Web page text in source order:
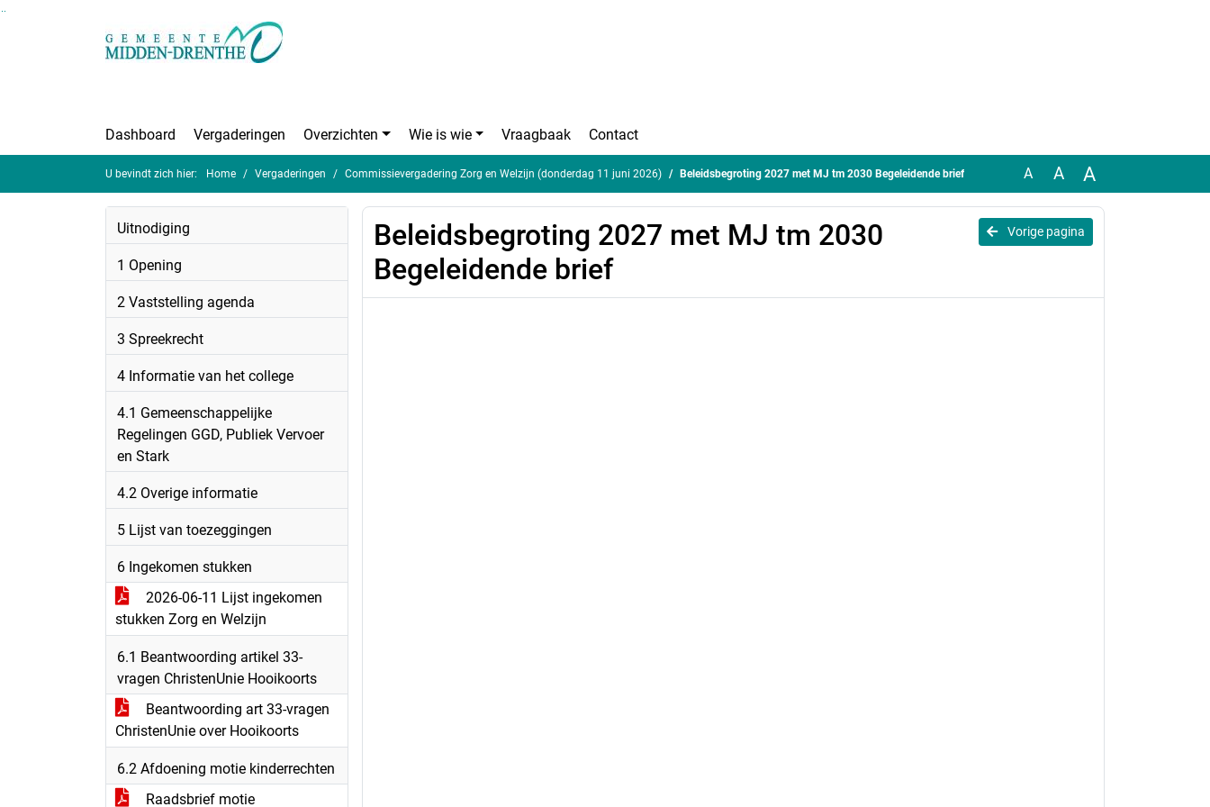
Dashboard Vergaderingen Overzichten Wie is wie Vraagbaak Contact
U bevindt zich hier: Home Vergaderingen Commissievergadering Zorg en Welzijn (donderdag 11 juni 2026) Beleidsbegroting 2027 met MJ tm 2030 Begeleidende brief A A A
Uitnodiging
1 Opening
2 Vaststelling agenda
3 Spreekrecht
4 Informatie van het college
4.1 Gemeenschappelijke
Regelingen GGD, Publiek Vervoer
en Stark
4.2 Overige informatie
5 Lijst van toezeggingen
6 Ingekomen stukken
2026-06-11 Lijst ingekomen
stukken Zorg en Welzijn
6.1 Beantwoording artikel 33-
vragen ChristenUnie Hooikoorts
Beantwoording art 33-vragen
ChristenUnie over Hooikoorts
6.2 Afdoening motie kinderrechten
Raadsbrief motie
Vorige pagina
Beleidsbegroting 2027 met MJ tm 2030
Begeleidende brief